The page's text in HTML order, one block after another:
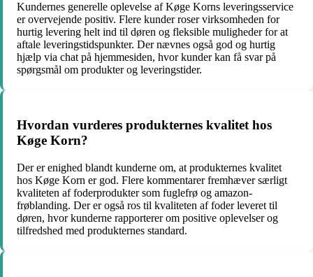
Kundernes generelle oplevelse af Køge Korns leveringsservice
er overvejende positiv. Flere kunder roser virksomheden for
hurtig levering helt ind til døren og fleksible muligheder for at
aftale leveringstidspunkter. Der nævnes også god og hurtig
hjælp via chat på hjemmesiden, hvor kunder kan få svar på
spørgsmål om produkter og leveringstider.
Hvordan vurderes produkternes kvalitet hos
Køge Korn?
Der er enighed blandt kunderne om, at produkternes kvalitet
hos Køge Korn er god. Flere kommentarer fremhæver særligt
kvaliteten af foderprodukter som fuglefrø og amazon-
frøblanding. Der er også ros til kvaliteten af foder leveret til
døren, hvor kunderne rapporterer om positive oplevelser og
tilfredshed med produkternes standard.